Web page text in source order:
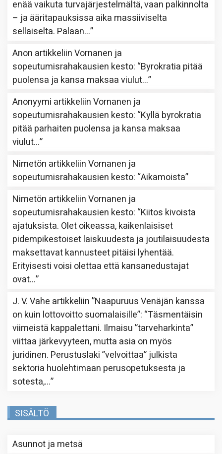
enää vaikuta turvajärjestelmältä, vaan palkinnolta
– ja ääritapauksissa aika massiiviselta
sellaiselta. Palaan…”
Anon artikkeliinVornanen ja
sopeutumisrahakausien kesto: “Byrokratia pitää
puolensa ja kansa maksaa viulut…”
Anonyymi artikkeliinVornanen ja
sopeutumisrahakausien kesto: “Kyllä byrokratia
pitää parhaiten puolensa ja kansa maksaa
viulut…”
Nimetön artikkeliinVornanen ja
sopeutumisrahakausien kesto: “Aikamoista”
Nimetön artikkeliinVornanen ja
sopeutumisrahakausien kesto: “Kiitos kivoista
ajatuksista. Olet oikeassa, kaikenlaisiset
pidempikestoiset laiskuudesta ja joutilaisuudesta
maksettavat kannusteet pitäisi lyhentää.
Erityisesti voisi olettaa että kansanedustajat
ovat…”
J. V. Vahe artikkeliin”Naapuruus Venäjän kanssa
on kuin lottovoitto suomalaisille”: “Täsmentäisin
viimeistä kappalettani. Ilmaisu ”tarveharkinta”
viittaa järkevyyteen, mutta asia on myös
juridinen. Perustuslaki ”velvoittaa” julkista
sektoria huolehtimaan perusopetuksesta ja
sotesta,…”
SISÄLTÖ
Asunnot ja metsä